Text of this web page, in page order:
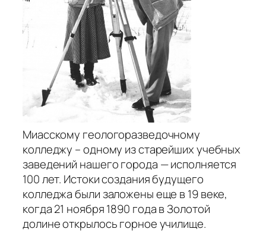
Миасскому геологоразведочному
колледжу – одному из старейших учебных
заведений нашего города — исполняется
100 лет. Истоки создания будущего
колледжа были заложены еще в 19 веке,
когда 21 ноября 1890 года в Золотой
долине открылось горное училище.